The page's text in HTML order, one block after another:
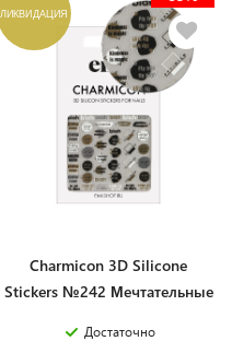
ЛИКВИДАЦИЯ
Charmicon 3D Silicone
Stickers №242 Мечтательные
Достаточно